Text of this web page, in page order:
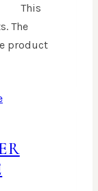
This
The
product